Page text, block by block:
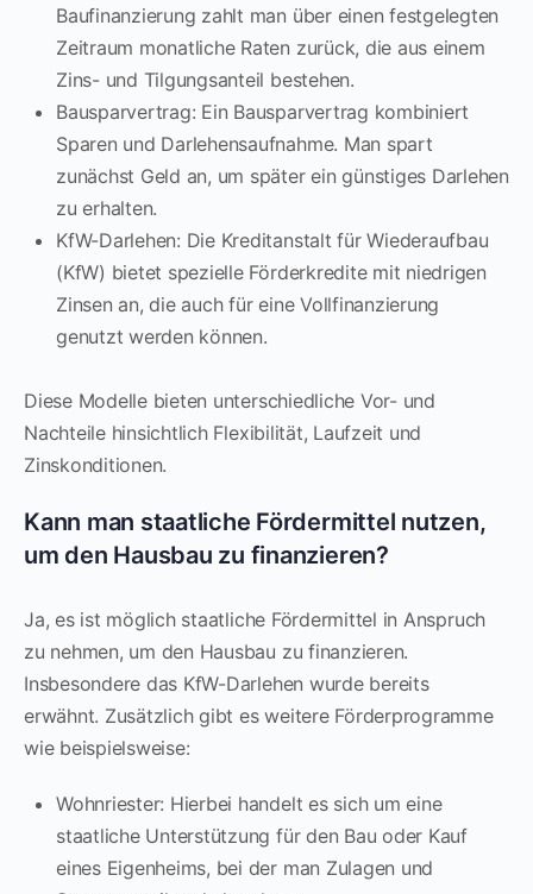
Baufinanzierung zahlt man über einen festgelegten
Zeitraum monatliche Raten zurück, die aus einem
Zins- und Tilgungsanteil bestehen.
Bausparvertrag: Ein Bausparvertrag kombiniert
Sparen und Darlehensaufnahme. Man spart
zunächst Geld an, um später ein günstiges Darlehen
zu erhalten.
KfW-Darlehen: Die Kreditanstalt für Wiederaufbau
(KfW) bietet spezielle Förderkredite mit niedrigen
Zinsen an, die auch für eine Vollfinanzierung
genutzt werden können.
Diese Modelle bieten unterschiedliche Vor- und
Nachteile hinsichtlich Flexibilität, Laufzeit und
Zinskonditionen.
Kann man staatliche Fördermittel nutzen,
um den Hausbau zu finanzieren?
Ja, es ist möglich staatliche Fördermittel in Anspruch
zu nehmen, um den Hausbau zu finanzieren.
Insbesondere das KfW-Darlehen wurde bereits
erwähnt. Zusätzlich gibt es weitere Förderprogramme
wie beispielsweise:
Wohnriester: Hierbei handelt es sich um eine
staatliche Unterstützung für den Bau oder Kauf
eines Eigenheims, bei der man Zulagen und